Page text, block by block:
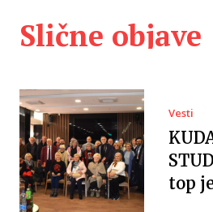
Slične objave
Vesti
top